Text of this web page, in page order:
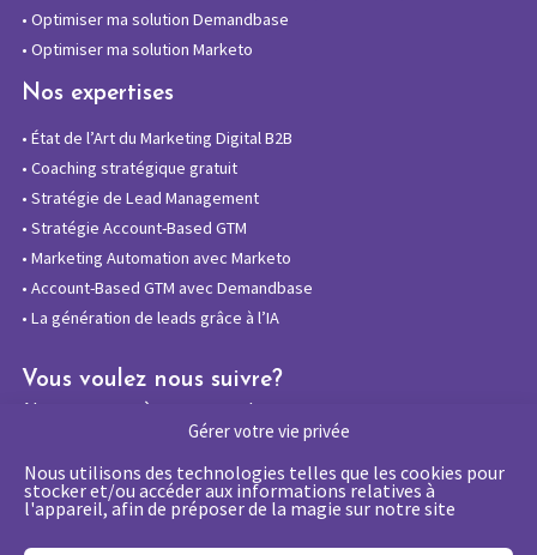
Gérer votre vie privée
Nous utilisons des technologies telles que les cookies pour
stocker et/ou accéder aux informations relatives à
l'appareil, afin de préposer de la magie sur notre site
• Optimiser ma solution Demandbase
• Optimiser ma solution Marketo
Nos expertises
• État de l’Art du Marketing Digital B2B
• Coaching stratégique gratuit
• Stratégie de Lead Management
• Stratégie Account-Based GTM
• Marketing Automation avec Marketo
• Account-Based GTM avec Demandbase
• La génération de leads grâce à l’IA
Vous voulez nous suivre?
Abonnez-vous à notre newsletter